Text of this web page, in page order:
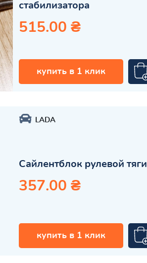
стабилизатора
515.00 ₴
купить в 1 клик
LADA
Сайлентблок рулевой тяги
357.00 ₴
купить в 1 клик